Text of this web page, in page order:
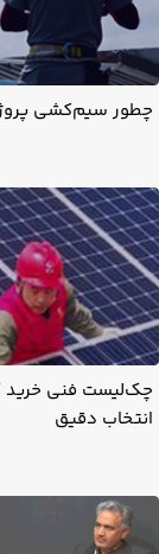
چطور سیم‌کشی
چک‌لیست فنی خرید
انتخاب دقیق